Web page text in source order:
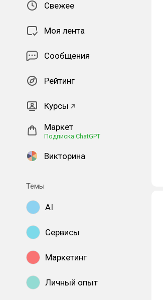
Свежее
Моя лента
Сообщения
Рейтинг
Курсы
Маркет
Подписка ChatGPT
Викторина
Темы
AI
Сервисы
Маркетинг
Личный опыт